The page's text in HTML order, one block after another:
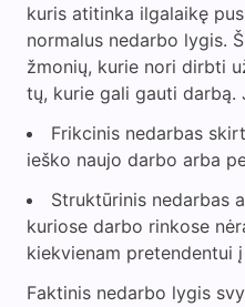
kuris atitinka ilgalaikę
normalus nedarbo lygis.
žmonių, kurie nori dirbti
tų, kurie gali gauti darbą.
Frikcinis nedarbas
ieško naujo darbo arba
Struktūrinis nedarbas
kuriose darbo rinkose
kiekvienam pretendentui
Faktinis nedarbo lygis